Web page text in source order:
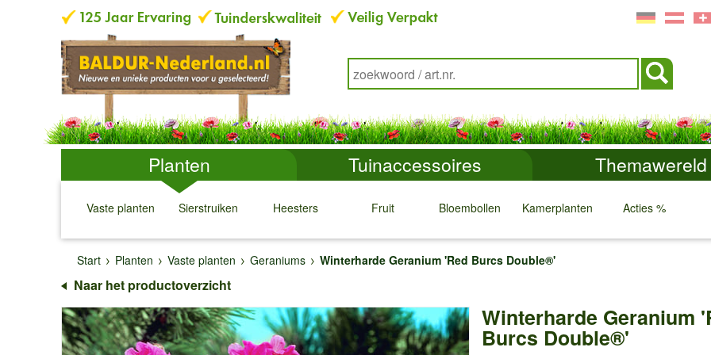
Planten Tuinaccessoires Themawereld
Vaste planten
↓
Sierstruiken
↓
Heesters
↓
Fruit
↓
Bloembollen
↓
Kamerplanten
↓
Acties %
↓ ↓
Start
Planten Vaste planten Geraniums Winterharde Geranium 'Red Burcs Double®'
Naar het productoverzicht
Winterharde Geranium
Burcs Double®'